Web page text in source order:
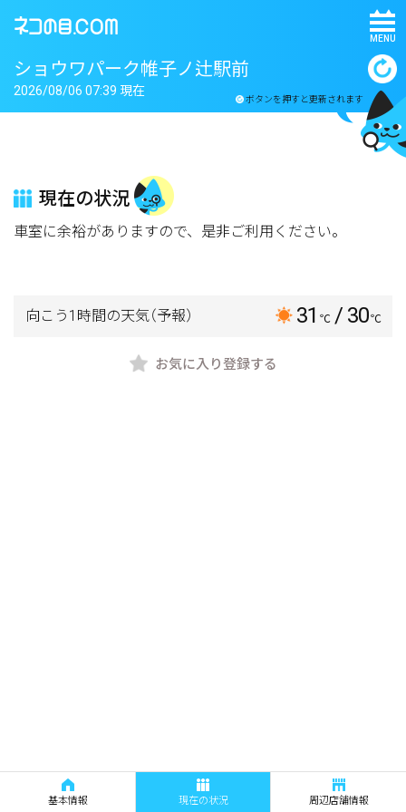
MENU
ショウワパーク帷子ノ辻駅前
ボタンを押すと更新されます
2026/08/06 07:39 現在
現在の状況
車室に余裕がありますので、是非ご利用ください。
向こう1時間の天気（予報） 31 ℃ / 30℃
お気に入り登録する
基本情報 現在の状況 周辺店舗情報